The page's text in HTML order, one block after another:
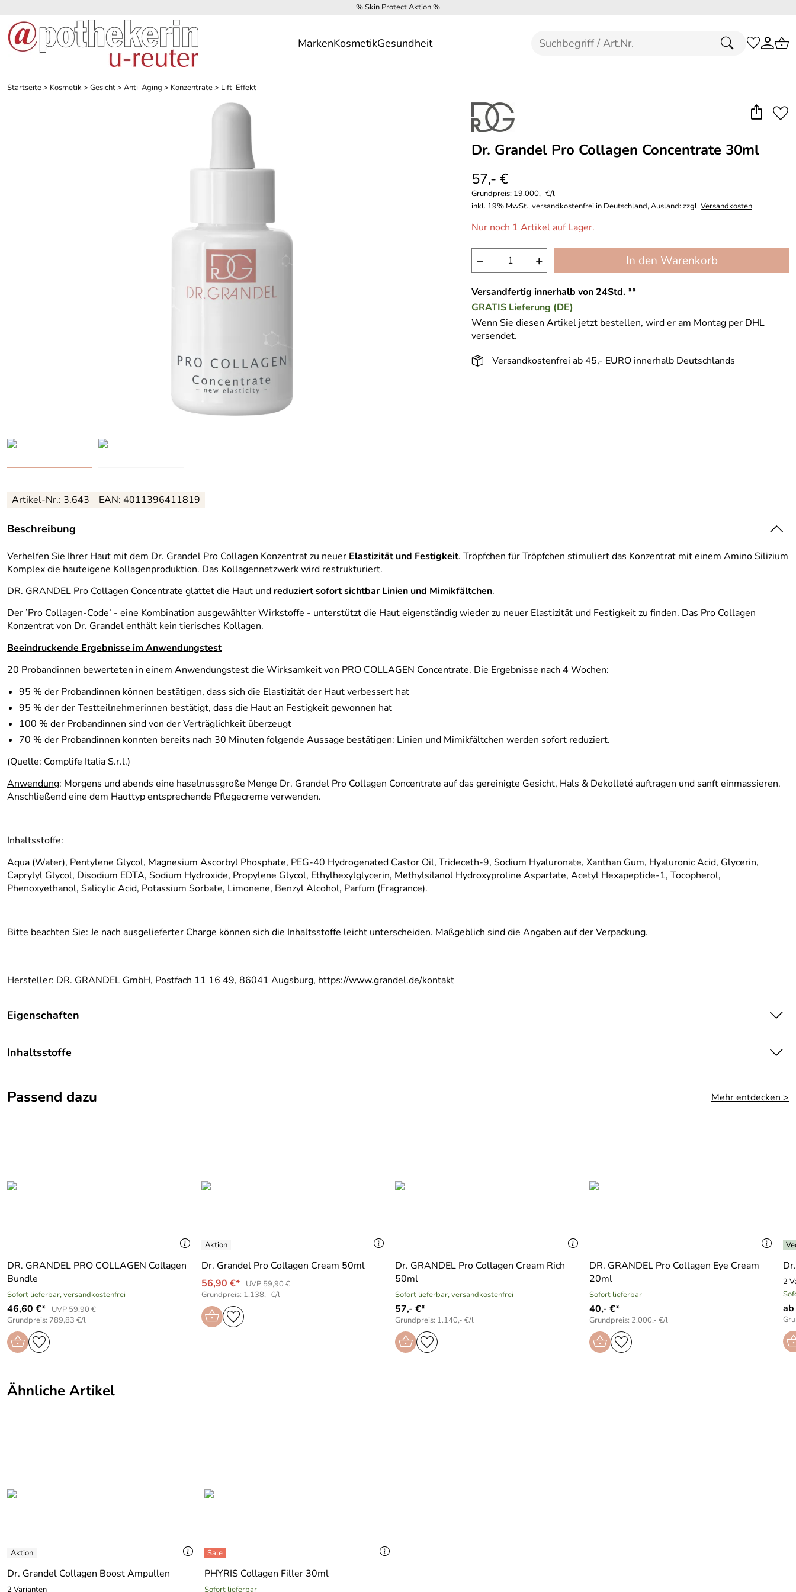
% Skin Protect Aktion %
MarkenKosmetikGesundheit
Startseite> Kosmetik > Gesicht> Anti-Aging > Konzentrate> Lift-Effekt
Dr. Grandel Pro Collagen Concentrate 30ml
57,- €
Grundpreis: 19.000,- €/l
inkl. 19% MwSt., versandkostenfrei in Deutschland, Ausland: zzgl.Versandkosten
Nur noch 1 Artikel auf Lager.
− + In den Warenkorb
Versandfertig innerhalb von 24Std. **
GRATIS Lieferung (DE)
Wenn Sie diesen Artikel jetzt bestellen, wird er am Montag per DHL
versendet.
Versandkostenfrei ab 45,- EURO innerhalb Deutschlands
Artikel-Nr.: 3.643 EAN: 4011396411819
Beschreibung
Verhelfen Sie Ihrer Haut mit dem Dr. Grandel Pro Collagen Konzentrat zu neuer Elastizität und Festigkeit. Tröpfchen für Tröpfchen stimuliert das Konzentrat mit einem Amino Silizium
Komplex die hauteigene Kollagenproduktion. Das Kollagennetzwerk wird restrukturiert.
DR. GRANDEL Pro Collagen Concentrate glättet die Haut und reduziert sofort sichtbar Linien und Mimikfältchen.
Der ’Pro Collagen-Code’ - eine Kombination ausgewählter Wirkstoffe - unterstützt die Haut eigenständig wieder zu neuer Elastizität und Festigkeit zu finden. Das Pro Collagen
Konzentrat von Dr. Grandel enthält kein tierisches Kollagen.
Beeindruckende Ergebnisse im Anwendungstest
20 Probandinnen bewerteten in einem Anwendungstest die Wirksamkeit von PRO COLLAGEN Concentrate. Die Ergebnisse nach 4 Wochen:
95 % der Probandinnen können bestätigen, dass sich die Elastizität der Haut verbessert hat
95 % der der Testteilnehmerinnen bestätigt, dass die Haut an Festigkeit gewonnen hat
100 % der Probandinnen sind von der Verträglichkeit überzeugt
70 % der Probandinnen konnten bereits nach 30 Minuten folgende Aussage bestätigen: Linien und Mimikfältchen werden sofort reduziert.
(Quelle: Complife Italia S.r.l.)
Anwendung: Morgens und abends eine haselnussgroße Menge Dr. Grandel Pro Collagen Concentrate auf das gereinigte Gesicht, Hals & Dekolleté auftragen und sanft einmassieren.
Anschließend eine dem Hauttyp entsprechende Pflegecreme verwenden.
Inhaltsstoffe:
Aqua (Water), Pentylene Glycol, Magnesium Ascorbyl Phosphate, PEG-40 Hydrogenated Castor Oil, Trideceth-9, Sodium Hyaluronate, Xanthan Gum, Hyaluronic Acid, Glycerin,
Caprylyl Glycol, Disodium EDTA, Sodium Hydroxide, Propylene Glycol, Ethylhexylglycerin, Methylsilanol Hydroxyproline Aspartate, Acetyl Hexapeptide-1, Tocopherol,
Phenoxyethanol, Salicylic Acid, Potassium Sorbate, Limonene, Benzyl Alcohol, Parfum (Fragrance).
Bitte beachten Sie: Je nach ausgelieferter Charge können sich die Inhaltsstoffe leicht unterscheiden. Maßgeblich sind die Angaben auf der Verpackung.
Hersteller: DR. GRANDEL GmbH, Postfach 11 16 49, 86041 Augsburg, https://www.grandel.de/kontakt
Eigenschaften
Konzentrat / Serum
Hauttyp:
Inhaltsstoffe
Caprylyl Glycol, Disodium EDTA, Sodium Hydroxide, Propylene Glycol, Ethylhexylglycerin, Methylsilanol Hydroxyproline Aspartate, Acetyl Hexapeptide-1, Tocopherol,
Passend dazu Mehr entdecken >
DR. GRANDEL PRO COLLAGEN Collagen
Bundle
Sofort lieferbar, versandkostenfrei
46,60 €*
UVP 59,90 €
Grundpreis: 789,83 €/l
Dr. Grandel Pro Collagen Cream 50ml
56,90 €*
UVP 59,90 €
Grundpreis: 1.138,- €/l
Dr. GRANDEL Pro Collagen Cream Rich
50ml
Sofort lieferbar, versandkostenfrei
57,- €*
Grundpreis: 1.140,- €/l
DR. GRANDEL Pro Collagen Eye Cream
20ml
Sofort lieferbar
40,- €*
Grundpreis: 2.000,- €/l
2
Ähnliche Artikel
Dr. Grandel Collagen Boost Ampullen
2 Varianten
PHYRIS Collagen Filler 30ml
Sofort lieferbar